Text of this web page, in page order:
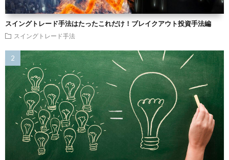
スイングトレード手法はたったこれだけ！ブレイクアウト投資手法編
スイングトレード手法